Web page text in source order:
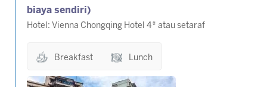
biaya sendiri)
Hotel: Vienna Chongqing Hotel 4* atau setaraf
Breakfast Lunch